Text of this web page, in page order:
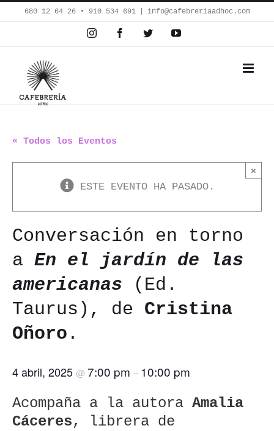
Saltar
al
contenido
680 12 64 26‬ • 910 534 691 info@cafebreriaadhoc.com
InstagramFacebookTwitterYouTube
« Todos los Eventos
×
ESTE EVENTO HA PASADO.
Conversación en torno
a En el jardín de las
americanas (Ed.
Taurus), de Cristina
Oñoro .
4 abril, 2025 @ 7:00 pm – 10:00 pm
Acompaña a la autora Amalia
Cáceres, librera de